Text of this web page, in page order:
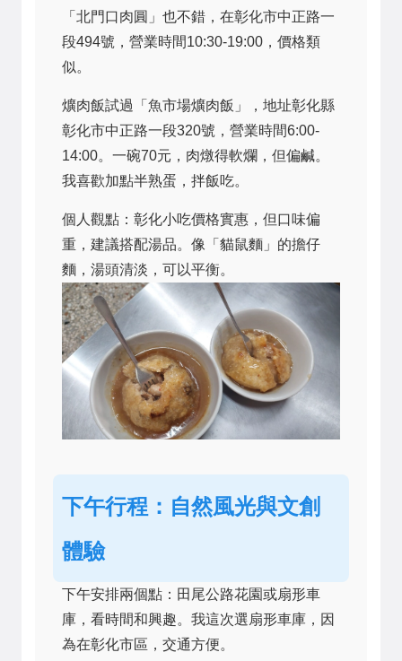
「北門口肉圓」也不錯，在彰化市中正路一
段494號，營業時間10:30-19:00，價格類
似。
爌肉飯試過「魚市場爌肉飯」，地址彰化縣
彰化市中正路一段320號，營業時間6:00-
14:00。一碗70元，肉燉得軟爛，但偏鹹。
我喜歡加點半熟蛋，拌飯吃。
個人觀點：彰化小吃價格實惠，但口味偏
重，建議搭配湯品。像「貓鼠麵」的擔仔
麵，湯頭清淡，可以平衡。
下午行程：自然風光與文創
體驗
下午安排兩個點：田尾公路花園或扇形車
庫，看時間和興趣。我這次選扇形車庫，因
為在彰化市區，交通方便。